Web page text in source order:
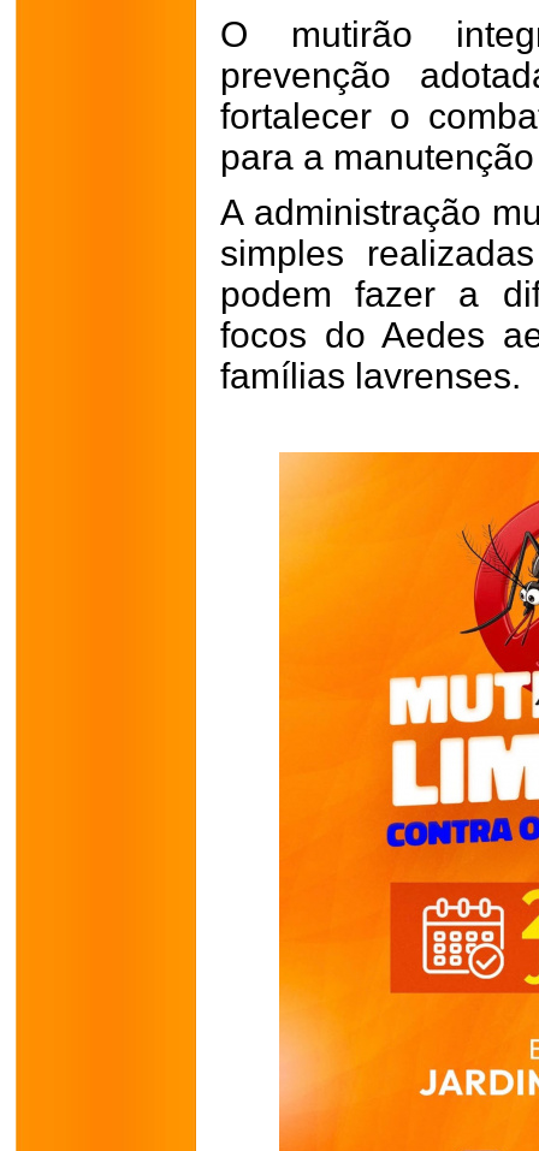
O mutirão
prevenção
fortalecer o
para a
A administração
simples
podem fazer a
focos do Aedes
famílias lavrenses.